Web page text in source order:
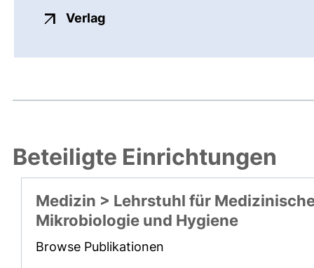
Verlagexterner Link, öffnet neues
Beteiligte Einrichtungen
Medizin > Lehrstuhl für
Mikrobiologie und Hygiene
Browse Publikationen